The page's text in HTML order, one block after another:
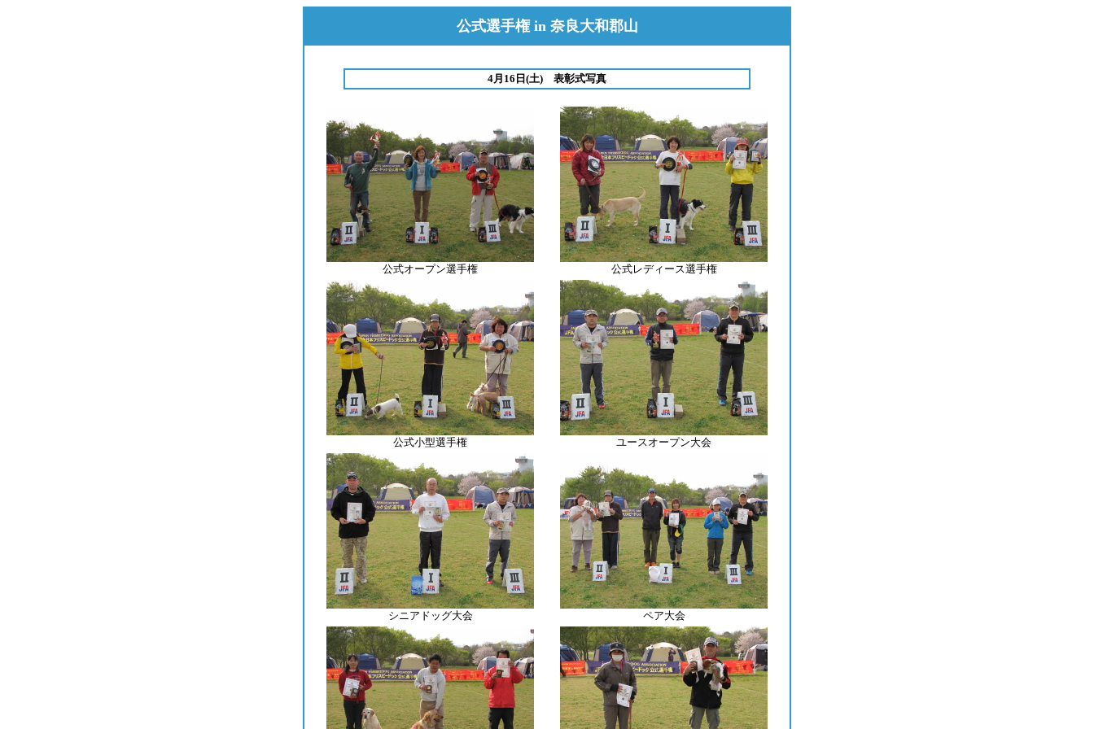
公式選手権 in 奈良大和郡山
4月16日(土) 表彰式写真
公式オープン選手権 公式レディース選手権
公式小型選手権 ユースオープン大会
シニアドッグ大会 ペア大会